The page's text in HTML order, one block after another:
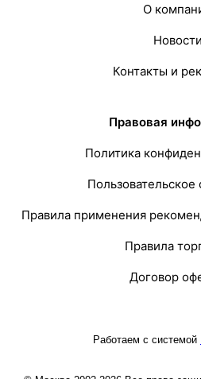
О
Новости
Контакты и
Правовая
Политика
Пользовательское
Правила применения
Правила
Договор
Работаем с системой